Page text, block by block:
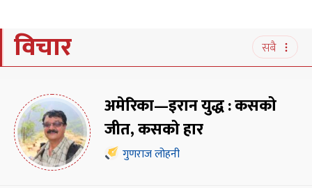
विचार सबै
अमेरिका—इरान युद्ध : कसको
जीत, कसको हार
गुणराज लोहनी